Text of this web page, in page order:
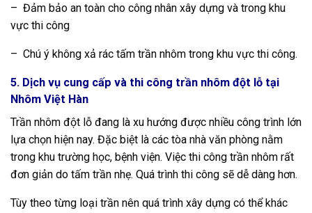
– Đảm bảo an toàn cho công nhân xây dựng và trong khu
vực thi công
– Chú ý không xả rác tấm trần nhôm trong khu vực thi công.
5. Dịch vụ cung cấp và thi công trần nhôm đột lỗ tại
Nhôm Việt Hàn
Trần nhôm đột lỗ đang là xu hướng được nhiều công trình lớn
lựa chọn hiện nay. Đặc biệt là các tòa nhà văn phòng nằm
trong khu trường học, bệnh viện. Việc thi công trần nhôm rất
đơn giản do tấm trần nhẹ. Quá trình thi công sẽ dễ dàng hơn.
Tùy theo từng loại trần nên quá trình xây dựng có thể khác